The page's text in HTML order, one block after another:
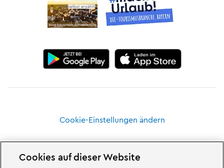
Cookie-Einstellungen ändern
Cookies auf dieser Website